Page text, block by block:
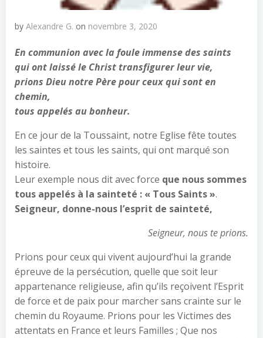
by Alexandre G. on novembre 3, 2020
En communion avec la foule immense des saints
qui ont laissé le Christ transfigurer leur vie,
prions Dieu notre Père pour ceux qui sont en
chemin,
tous appelés au bonheur.
En ce jour de la Toussaint, notre Eglise fête toutes
les saintes et tous les saints, qui ont marqué son
histoire.
Leur exemple nous dit avec force que nous sommes
tous appelés à la sainteté : « Tous Saints ».
Seigneur, donne-nous l’esprit de sainteté,
Seigneur, nous te prions.
Prions pour ceux qui vivent aujourd’hui la grande
épreuve de la persécution, quelle que soit leur
appartenance religieuse, afin qu’ils reçoivent l’Esprit
de force et de paix pour marcher sans crainte sur le
chemin du Royaume. Prions pour les Victimes des
attentats en France et leurs Familles ; Que nos